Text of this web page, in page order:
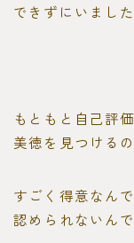
できずにいました
もともと自己評
美徳を見つける
すごく得意なん
認められないんで